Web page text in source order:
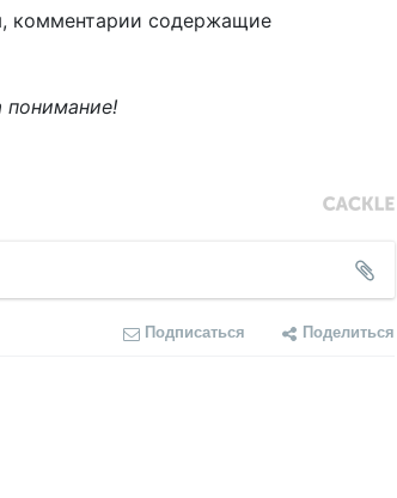
комментарии содержащие
понимание!
Подписаться Поделиться